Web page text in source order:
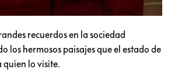
recuerdos en la sociedad
los hermosos paisajes que el estado de
lo visite.